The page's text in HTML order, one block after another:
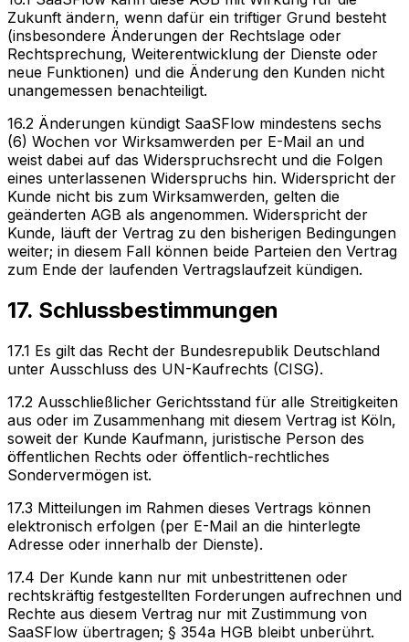
Zukunft ändern, wenn dafür ein triftiger Grund besteht
(insbesondere Änderungen der Rechtslage oder
Rechtsprechung, Weiterentwicklung der Dienste oder
neue Funktionen) und die Änderung den Kunden nicht
unangemessen benachteiligt.
16.2 Änderungen kündigt SaaSFlow mindestens sechs
(6) Wochen vor Wirksamwerden per E-Mail an und
weist dabei auf das Widerspruchsrecht und die Folgen
eines unterlassenen Widerspruchs hin. Widerspricht der
Kunde nicht bis zum Wirksamwerden, gelten die
geänderten AGB als angenommen. Widerspricht der
Kunde, läuft der Vertrag zu den bisherigen Bedingungen
weiter; in diesem Fall können beide Parteien den Vertrag
zum Ende der laufenden Vertragslaufzeit kündigen.
17. Schlussbestimmungen
17.1 Es gilt das Recht der Bundesrepublik Deutschland
unter Ausschluss des UN-Kaufrechts (CISG).
17.2 Ausschließlicher Gerichtsstand für alle Streitigkeiten
aus oder im Zusammenhang mit diesem Vertrag ist Köln,
soweit der Kunde Kaufmann, juristische Person des
öffentlichen Rechts oder öffentlich-rechtliches
Sondervermögen ist.
17.3 Mitteilungen im Rahmen dieses Vertrags können
elektronisch erfolgen (per E-Mail an die hinterlegte
Adresse oder innerhalb der Dienste).
17.4 Der Kunde kann nur mit unbestrittenen oder
rechtskräftig festgestellten Forderungen aufrechnen und
Rechte aus diesem Vertrag nur mit Zustimmung von
SaaSFlow übertragen; § 354a HGB bleibt unberührt.